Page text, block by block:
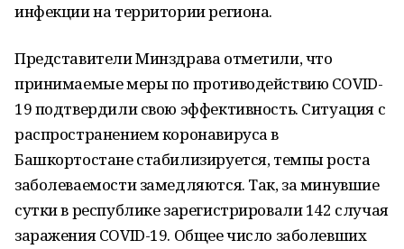
инфекции на территории региона.
Представители Минздрава отметили, что
принимаемые меры по противодействию COVID-
19 подтвердили свою эффективность. Ситуация с
распространением коронавируса в
Башкортостане стабилизируется, темпы роста
заболеваемости замедляются. Так, за минувшие
сутки в республике зарегистрировали 142 случая
заражения COVID-19. Общее число заболевших